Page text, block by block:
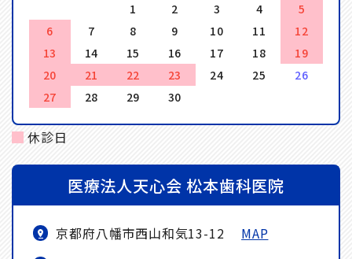
1
2 3 4
5
6
7 8 9 10 11
12
13
14 15 16 17 18
19
20
21 22 23 24 25
26
27
28 29 30
休診日
医療法人天心会 松本歯科医院
京都府八幡市西山和気13-12 MAP